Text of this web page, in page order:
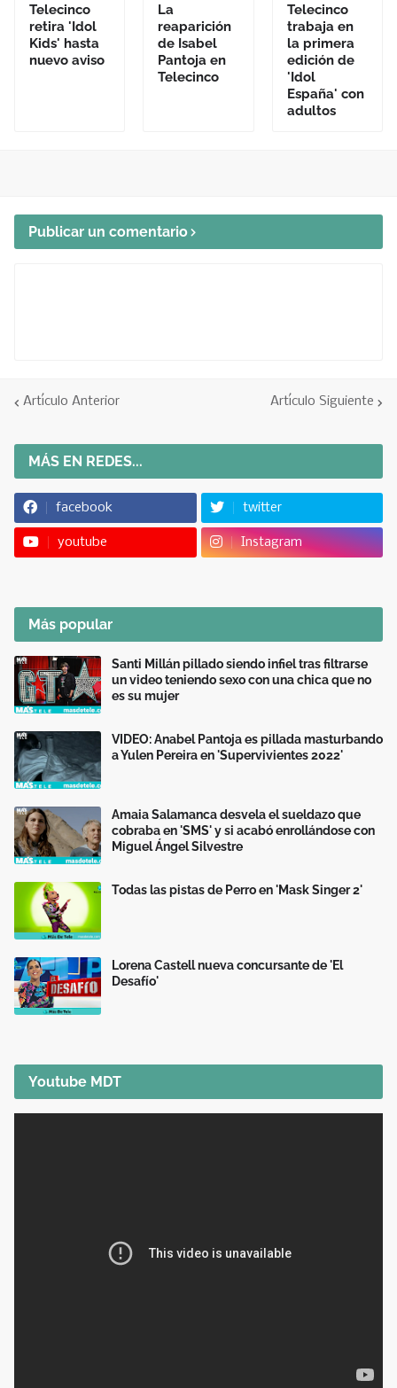
Telecinco
retira 'Idol
Kids' hasta
nuevo aviso
La
reaparición
de Isabel
Pantoja en
Telecinco
Telecinco
trabaja en
la primera
edición de
'Idol
España' con
adultos
Publicar un comentario
Artículo Anterior Artículo Siguiente
MÁS EN REDES...
facebook twitter
youtube Instagram
Más popular
Santi Millán pillado siendo infiel tras filtrarse
un video teniendo sexo con una chica que no
es su mujer
VIDEO: Anabel Pantoja es pillada masturbando
a Yulen Pereira en 'Supervivientes 2022'
Amaia Salamanca desvela el sueldazo que
cobraba en 'SMS' y si acabó enrollándose con
Miguel Ángel Silvestre
Todas las pistas de Perro en 'Mask Singer 2'
Lorena Castell nueva concursante de 'El
Desafío'
Youtube MDT